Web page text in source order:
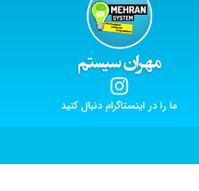
ما را در اینستاگرام دنبال کنید